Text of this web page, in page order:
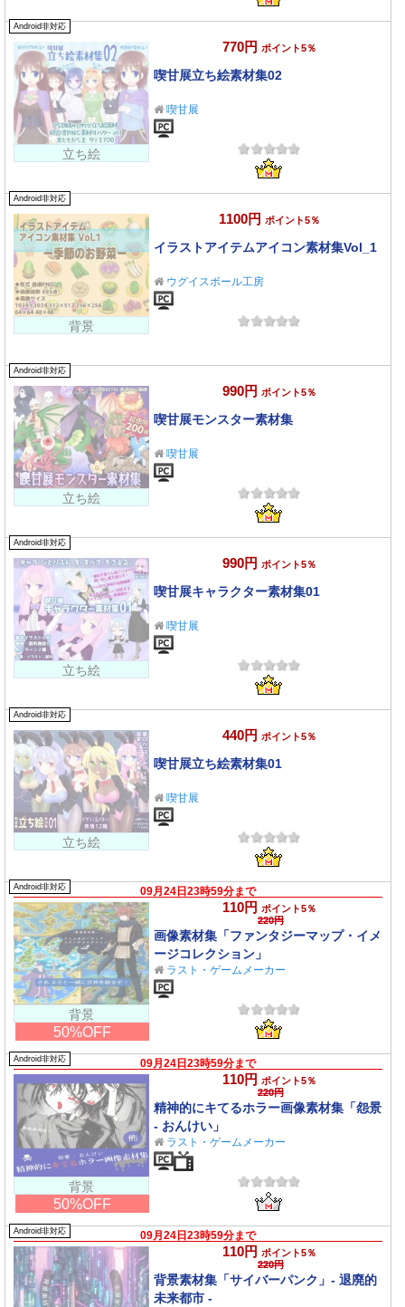
Android非対応
立ち絵
770円 ポイント5％
喫甘展立ち絵素材集02
喫甘展
Android非対応
背景
1100円 ポイント5％
イラストアイテムアイコン素材集Vol_1
ウグイスボール工房
Android非対応
立ち絵
990円 ポイント5％
喫甘展モンスター素材集
喫甘展
Android非対応
立ち絵
990円 ポイント5％
喫甘展キャラクター素材集01
喫甘展
Android非対応
立ち絵
440円 ポイント5％
喫甘展立ち絵素材集01
喫甘展
09月24日23時59分まで
Android非対応
背景
50%OFF
110円 ポイント5％
220円
画像素材集「ファンタジーマップ・イメ
ージコレクション」
ラスト・ゲームメーカー
09月24日23時59分まで
Android非対応
背景
50%OFF
110円 ポイント5％
220円
精神的にキてるホラー画像素材集「怨景
- おんけい」
ラスト・ゲームメーカー
09月24日23時59分まで
Android非対応
110円 ポイント5％
220円
背景素材集「サイバーパンク」- 退廃的
未来都市 -